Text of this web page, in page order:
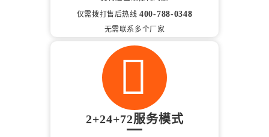
仅需拨打售后热线400-788-0348
无需联系多个厂家
2+24+72服务模式